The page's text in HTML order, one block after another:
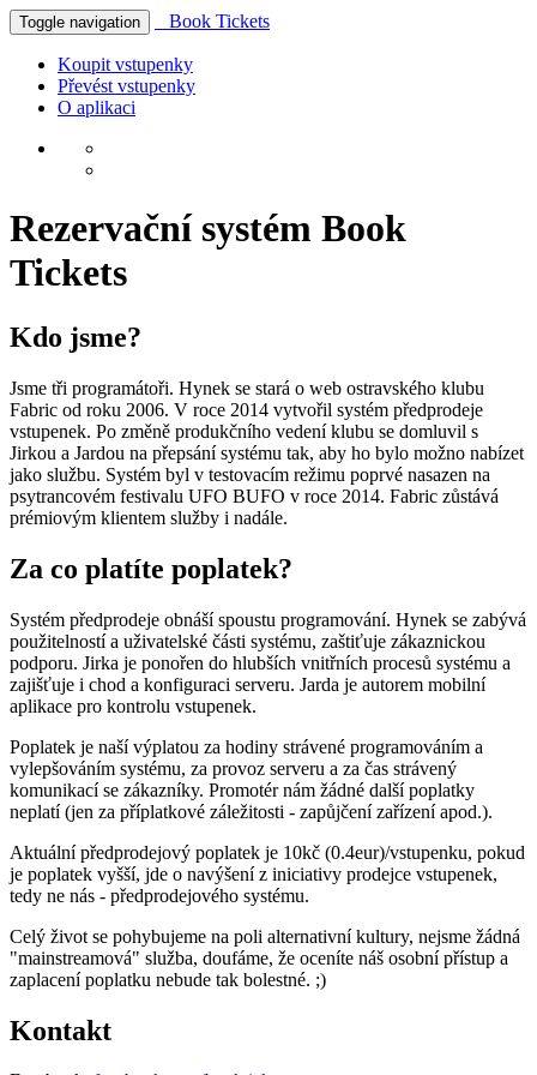
Toggle navigation Book Tickets
Koupit vstupenky
Převést vstupenky
O aplikaci
Rezervační systém Book
Tickets
Kdo jsme?
Jsme tři programátoři. Hynek se stará o web ostravského klubu
Fabric od roku 2006. V roce 2014 vytvořil systém předprodeje
vstupenek. Po změně produkčního vedení klubu se domluvil s
Jirkou a Jardou na přepsání systému tak, aby ho bylo možno nabízet
jako službu. Systém byl v testovacím režimu poprvé nasazen na
psytrancovém festivalu UFO BUFO v roce 2014. Fabric zůstává
prémiovým klientem služby i nadále.
Za co platíte poplatek?
Systém předprodeje obnáší spoustu programování. Hynek se zabývá
použitelností a uživatelské části systému, zaštiťuje zákaznickou
podporu. Jirka je ponořen do hlubších vnitřních procesů systému a
zajišťuje i chod a konfiguraci serveru. Jarda je autorem mobilní
aplikace pro kontrolu vstupenek.
Poplatek je naší výplatou za hodiny strávené programováním a
vylepšováním systému, za provoz serveru a za čas strávený
komunikací se zákazníky. Promotér nám žádné další poplatky
neplatí (jen za příplatkové záležitosti - zapůjčení zařízení apod.).
Aktuální předprodejový poplatek je 10kč (0.4eur)/vstupenku, pokud
je poplatek vyšší, jde o navýšení z iniciativy prodejce vstupenek,
tedy ne nás - předprodejového systému.
Celý život se pohybujeme na poli alternativní kultury, nejsme žádná
"mainstreamová" služba, doufáme, že oceníte náš osobní přístup a
zaplacení poplatku nebude tak bolestné. ;)
Kontakt